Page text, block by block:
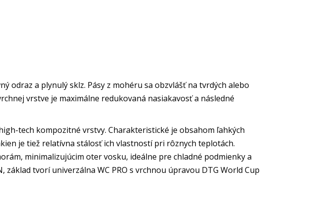
odraz a plynulý sklz. Pásy z mohéru sa obzvlášť na tvrdých alebo
vrstve je maximálne redukovaná nasiakavosť a následné
tech kompozitné vrstvy. Charakteristické je obsahom ľahkých
je tiež relatívna stálosť ich vlastností pri rôznych teplotách.
minimalizujúcim oter vosku, ideálne pre chladné podmienky a
tvorí univerzálna WC PRO s vrchnou úpravou DTG World Cup